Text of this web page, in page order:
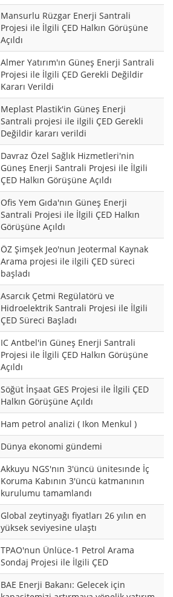
Mansurlu Rüzgar Enerji Santrali
Projesi ile İlgili ÇED Halkın Görüşüne
Açıldı
Almer Yatırım'ın Güneş Enerji Santrali
Projesi ile İlgili ÇED Gerekli Değildir
Kararı Verildi
Meplast Plastik'in Güneş Enerji
Santrali projesi ile ilgili ÇED Gerekli
Değildir kararı verildi
Davraz Özel Sağlık Hizmetleri'nin
Güneş Enerji Santrali Projesi ile İlgili
ÇED Halkın Görüşüne Açıldı
Ofis Yem Gıda'nın Güneş Enerji
Santrali Projesi ile İlgili ÇED Halkın
Görüşüne Açıldı
ÖZ Şimşek Jeo'nun Jeotermal Kaynak
Arama projesi ile ilgili ÇED süreci
başladı
Asarcık Çetmi Regülatörü ve
Hidroelektrik Santrali Projesi ile İlgili
ÇED Süreci Başladı
IC Antbel'in Güneş Enerji Santrali
Projesi ile İlgili ÇED Halkın Görüşüne
Açıldı
Söğüt İnşaat GES Projesi ile İlgili ÇED
Halkın Görüşüne Açıldı
Ham petrol analizi ( Ikon Menkul )
Dünya ekonomi gündemi
Akkuyu NGS'nın 3'üncü ünitesınde İç
Koruma Kabının 3'üncü katmanının
kurulumu tamamlandı
Global zeytinyağı fiyatları 26 yılın en
yüksek seviyesine ulaştı
TPAO'nun Ünlüce-1 Petrol Arama
Sondaj Projesi ile İlgili ÇED
BAE Enerji Bakanı: Gelecek için